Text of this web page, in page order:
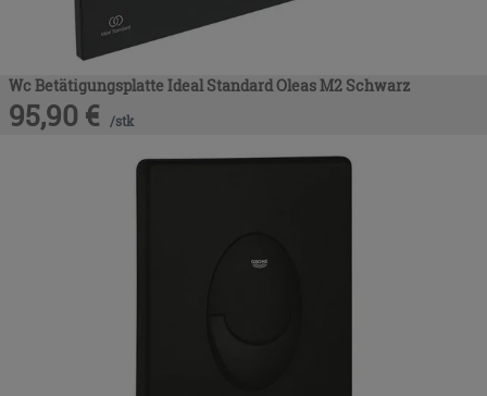
Wc Betätigungsplatte Ideal Standard Oleas M2 Schwarz
95,90 € /stk